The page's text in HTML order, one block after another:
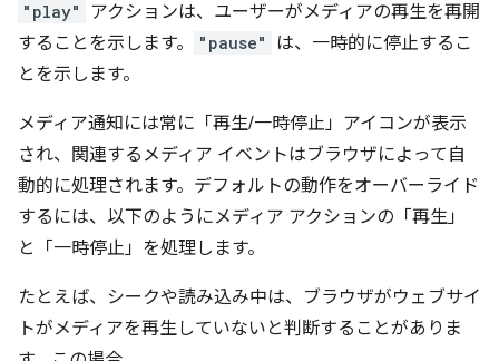
"play"
アクションは、ユーザーがメディアの再生を再開
することを示します。
"pause"
は、一時的に停止するこ
とを示します。
メディア通知には常に「再生/一時停止」アイコンが表示
され、関連するメディア イベントはブラウザによって自
動的に処理されます。デフォルトの動作をオーバーライド
するには、以下のようにメディア アクションの「再生」
と「一時停止」を処理します。
たとえば、シークや読み込み中は、ブラウザがウェブサイ
トがメディアを再生していないと判断することがありま